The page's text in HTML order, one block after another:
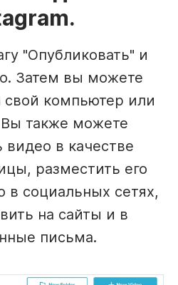
"Опубликовать" и
Затем вы можете
свой компьютер или
Вы также можете
видео в качестве
разместить его
в социальных сетях,
на сайты и в
письма.